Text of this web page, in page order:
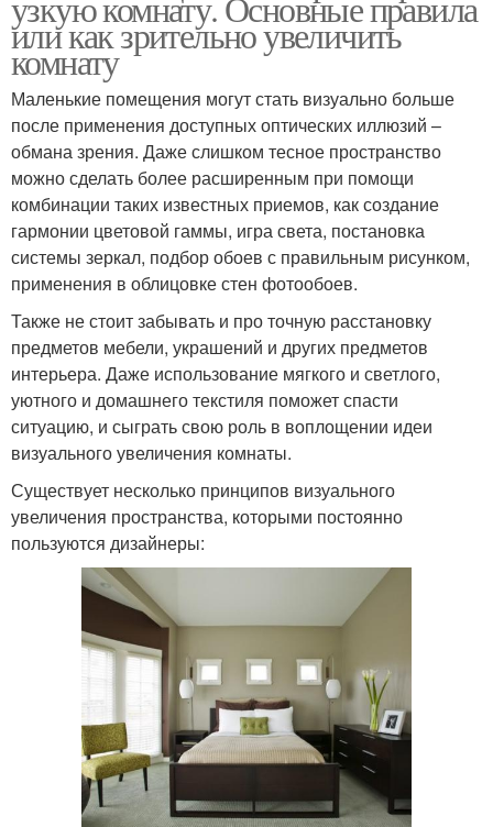
или как зрительно увеличить
комнату
Маленькие помещения могут стать визуально больше
после применения доступных оптических иллюзий –
обмана зрения. Даже слишком тесное пространство
можно сделать более расширенным при помощи
комбинации таких известных приемов, как создание
гармонии цветовой гаммы, игра света, постановка
системы зеркал, подбор обоев с правильным рисунком,
применения в облицовке стен фотообоев.
Также не стоит забывать и про точную расстановку
предметов мебели, украшений и других предметов
интерьера. Даже использование мягкого и светлого,
уютного и домашнего текстиля поможет спасти
ситуацию, и сыграть свою роль в воплощении идеи
визуального увеличения комнаты.
Существует несколько принципов визуального
увеличения пространства, которыми постоянно
пользуются дизайнеры: